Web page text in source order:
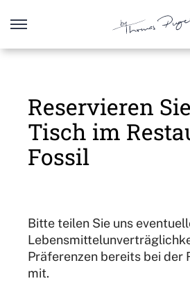
O
e
Reservieren
Tisch im
Fossil
Bitte teilen Sie uns
Präferenzen bereits bei der
mit.